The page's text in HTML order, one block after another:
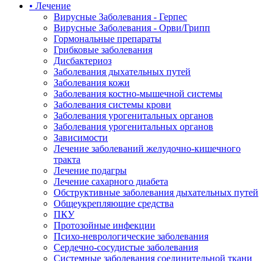
• Лечение
Вирусные Заболевания - Герпес
Вирусные Заболевания - Орви/Грипп
Гормональные препараты
Грибковые заболевания
Дисбактериоз
Заболевания дыхательных путей
Заболевания кожи
Заболевания костно-мышечной системы
Заболевания системы крови
Заболевания урогенитальных органов
Заболевания урогенитальных органов
Зависимости
Лечение заболеваний желудочно-кишечного
тракта
Лечение подагры
Лечение сахарного диабета
Обструктивные заболевания дыхательных путей
Общеукрепляющие средства
ПКУ
Протозойные инфекции
Психо-неврологические заболевания
Сердечно-сосудистые заболевания
Системные заболевания соединительной ткани